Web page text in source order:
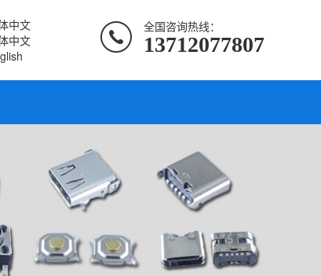
中文
中文
全国咨询热线：
13712077807